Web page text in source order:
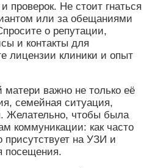
проверок. Не стоит гнаться
или за обещаниями
о репутации,
и контакты для
лицензии клиники и опыт
матери важно не только её
семейная ситуация,
Желательно, чтобы была
коммуникации: как часто
присутствует на УЗИ и
посещения.